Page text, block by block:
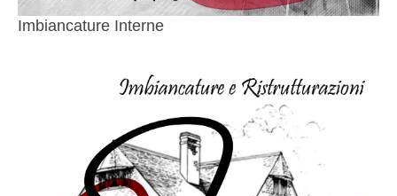
Imbiancature Interne